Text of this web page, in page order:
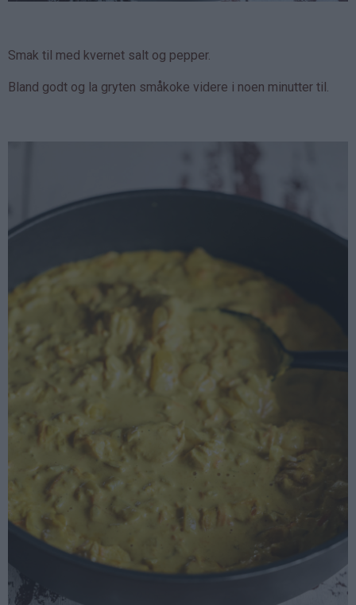
Smak til med kvernet salt og pepper.
Bland godt og la gryten småkoke videre i noen minutter til.